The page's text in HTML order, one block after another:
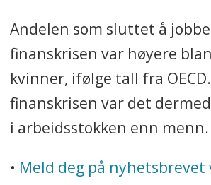
Andelen som sluttet å
finanskrisen var høyere
kvinner, ifølge tall fra
finanskrisen var det
i arbeidsstokken enn menn.
• Meld deg på nyhetsbrevet